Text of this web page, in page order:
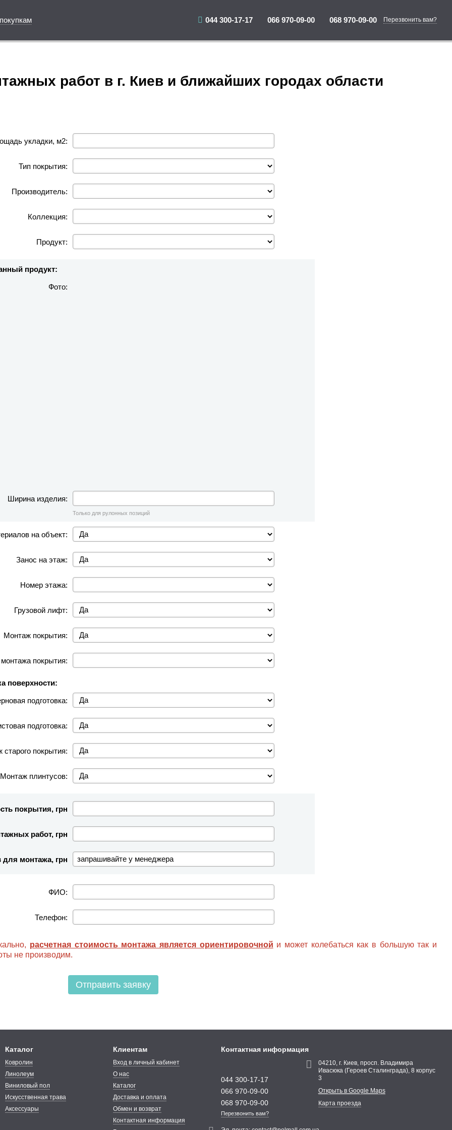
044 300-17-17 066 970-09-00 068 970-09-00 Перезвонить вам?
работ в г. Киев и ближайших городах области
укладки, м2:
Тип покрытия:
Производитель:
Коллекция:
Продукт:
продукт:
Фото:
Ширина изделия:
Только для рулонных позиций
на объект:
Занос на этаж:
Номер этажа:
Грузовой лифт:
Монтаж покрытия:
покрытия:
поверхности:
подготовка:
подготовка:
старого покрытия:
Монтаж плинтусов:
покрытия, грн
работ, грн
для монтажа, грн
ФИО:
Телефон:
расчетная стоимость монтажа является ориентировочной и может колебаться как в большую так и
не производим.
Отправить заявку
Каталог
Ковролин
Линолеум
Виниловый пол
Искусственная трава
Аксессуары
Клиентам
Вход в личный кабинет
О нас
Каталог
Доставка и оплата
Обмен и возврат
Контактная информация
Контактная информация
044 300-17-17
066 970-09-00
068 970-09-00
Перезвонить вам?
04210, г. Киев, просп. Владимира
Ивасюка (Героев Сталинграда), 8 корпус
3
Открыть в Google Maps
Карта проезда